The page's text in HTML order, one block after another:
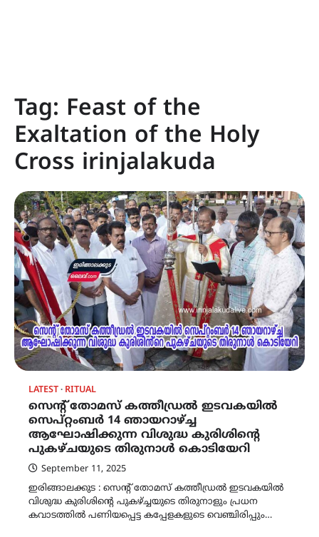
Tag: Feast of the
Exaltation of the Holy
Cross irinjalakuda
LATEST RITUAL
സെന്റ് തോമസ് കത്തീഡ്രൽ ഇടവകയിൽ
സെപ്റ്റംബർ 14 ഞായറാഴ്ച്ച
ആഘോഷിക്കുന്ന വിശുദ്ധ കുരിശിൻ്റെ
പുകഴ്‌ചയുടെ തിരുനാൾ കൊടിയേറി
September 11, 2025
ഇരിങ്ങാലക്കുട : സെന്റ് തോമസ് കത്തീഡ്രൽ ഇടവകയിൽ
വിശുദ്ധ കുരിശിൻ്റെ പുകഴ്ച്ചയുടെ തിരുനാളും പ്രധന
കവാടത്തിൽ പണിയപ്പെട്ട കപ്പേളകളുടെ വെഞ്ചിരിപ്പും…